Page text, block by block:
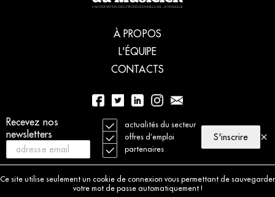
Recevez nos
newsletters
actualités du secteur
offres d’emploi
partenaires
S'inscrire
Ce site utilise seulement un cookie de connexion vous permettant de sauvegarder
votre mot de passe automatiquement !
À PROPOS
L'ÉQUIPE
CONTACTS
01 56 77 04 00
© 2021 La Lettre du Musicien. Tous droits réservés
Charte déontologique